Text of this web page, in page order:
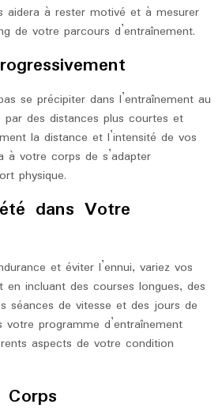
aidera à rester motivé et à mesurer
de votre parcours d’entraînement.
se précipiter dans l’entraînement au
par des distances plus courtes et
la distance et l’intensité de vos
à votre corps de s’adapter
physique.
dans Votre
et éviter l’ennui, variez vos
en incluant des courses longues, des
séances de vitesse et des jours de
votre programme d’entraînement
aspects de votre condition